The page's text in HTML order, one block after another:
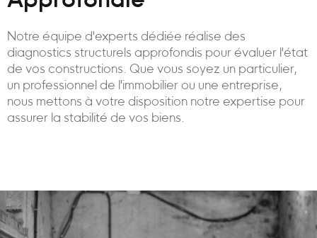
Notre équipe d'experts dédiée réalise des
diagnostics structurels approfondis pour évaluer l'état
de vos constructions. Que vous soyez un particulier,
un professionnel de l'immobilier ou une entreprise,
nous mettons à votre disposition notre expertise pour
assurer la stabilité de vos biens.